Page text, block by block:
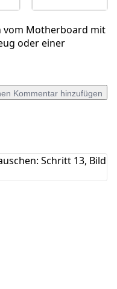
vom Motherboard mit
oder einer
Kommentar hinzufügen